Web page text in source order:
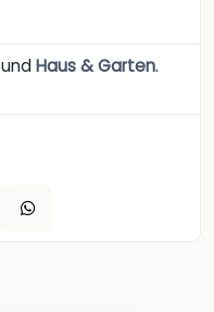
undHaus & Garten.